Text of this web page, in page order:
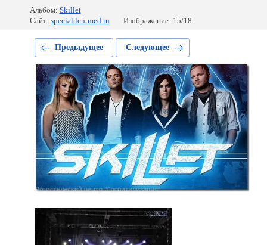
Альбом: Skillet
Сайт: special.lch-med.ru Изображение: 15/18
Предыдущее Следующее